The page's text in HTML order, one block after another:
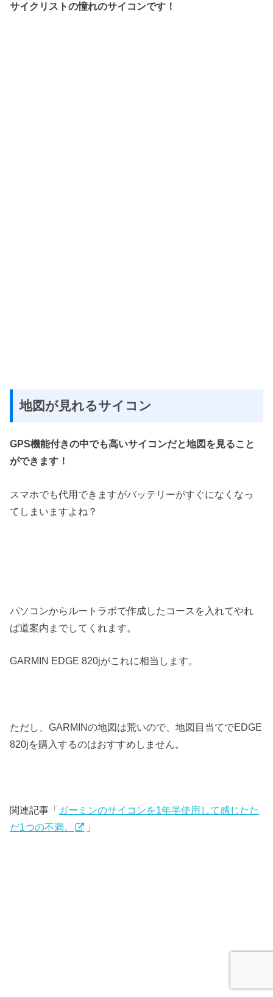
サイクリストの憧れのサイコンです！
地図が見れるサイコン
GPS機能付きの中でも高いサイコンだと地図を見ること
ができます！
スマホでも代用できますがバッテリーがすぐになくなっ
てしまいますよね？
パソコンからルートラボで作成したコースを入れてやれ
ば道案内までしてくれます。
GARMIN EDGE 820jがこれに相当します。
ただし、GARMINの地図は荒いので、地図目当てでEDGE
820jを購入するのはおすすめしません。
関連記事「 ガーミンのサイコンを1年半使用して感じたた
だ1つの不満。
」